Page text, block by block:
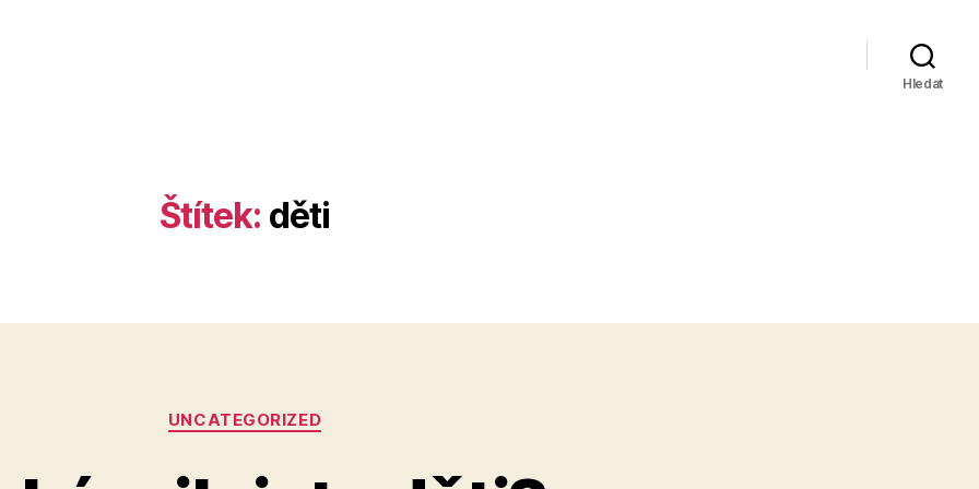
Hledat
Štítek: děti
Rubriky
UNCATEGORIZED